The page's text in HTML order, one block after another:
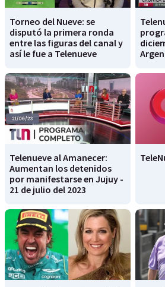
Torneo del Nueve: se
disputó la primera ronda
entre las figuras del canal y
así le fue a Telenueve
Telenueve al Amanecer:
Aumentan los detenidos
por manifestarse en Jujuy -
21 de julio del 2023